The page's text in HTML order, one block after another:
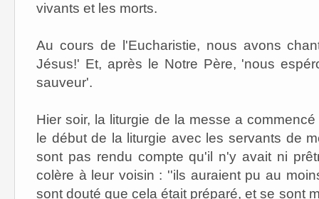
vivants et les morts.
Au cours de l'Eucharistie, nous avons
Jésus!' Et, après le Notre Père, 'nous
sauveur'.
Hier soir, la liturgie de la messe a
le début de la liturgie avec les servants de
sont pas rendu compte qu'il n'y avait ni
colère à leur voisin : ''ils auraient pu au
sont douté que cela était préparé, et se sont